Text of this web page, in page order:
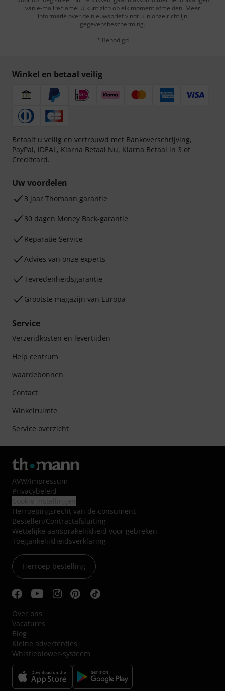
van e-mailreclame. U kunt zich op elk moment afmelden. Meer
informatie over de nieuwsbrief vindt u in onze richtlijn
gegevensbescherming.
* Benodigd
Winkel en betaal veilig
Betaalt u veilig en vertrouwd met Bankoverschrijving,
PayPal, iDEAL, Klarna Betaal Nu, Klarna Betaal in 3 of
Creditcard.
Uw voordelen
3 jaar Thomann garantie
30 dagen Money Back-garantie
Reparatie Service
Advies van onze experts
Tevredenheidsgarantie
Grootste magazijn van Europa
Service
Verzendkosten en levertijden
Help centrum
waardebonnen
Contact
Winkelruimte
Service overzicht
AVW/Impressum
Privacybeleid
Herroepingsrecht van de consument
Bestellen/Contractafsluiting
Wettelijke aansprakelijkheid voor gebreken
Toegankelijkheidsverklaring
Herroep bestelling
Over ons
Vacatures
Blog
Kleine advertenties
Whistleblower-systeem